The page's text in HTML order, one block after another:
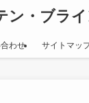
ン・ブラ
わせ サイトマッ